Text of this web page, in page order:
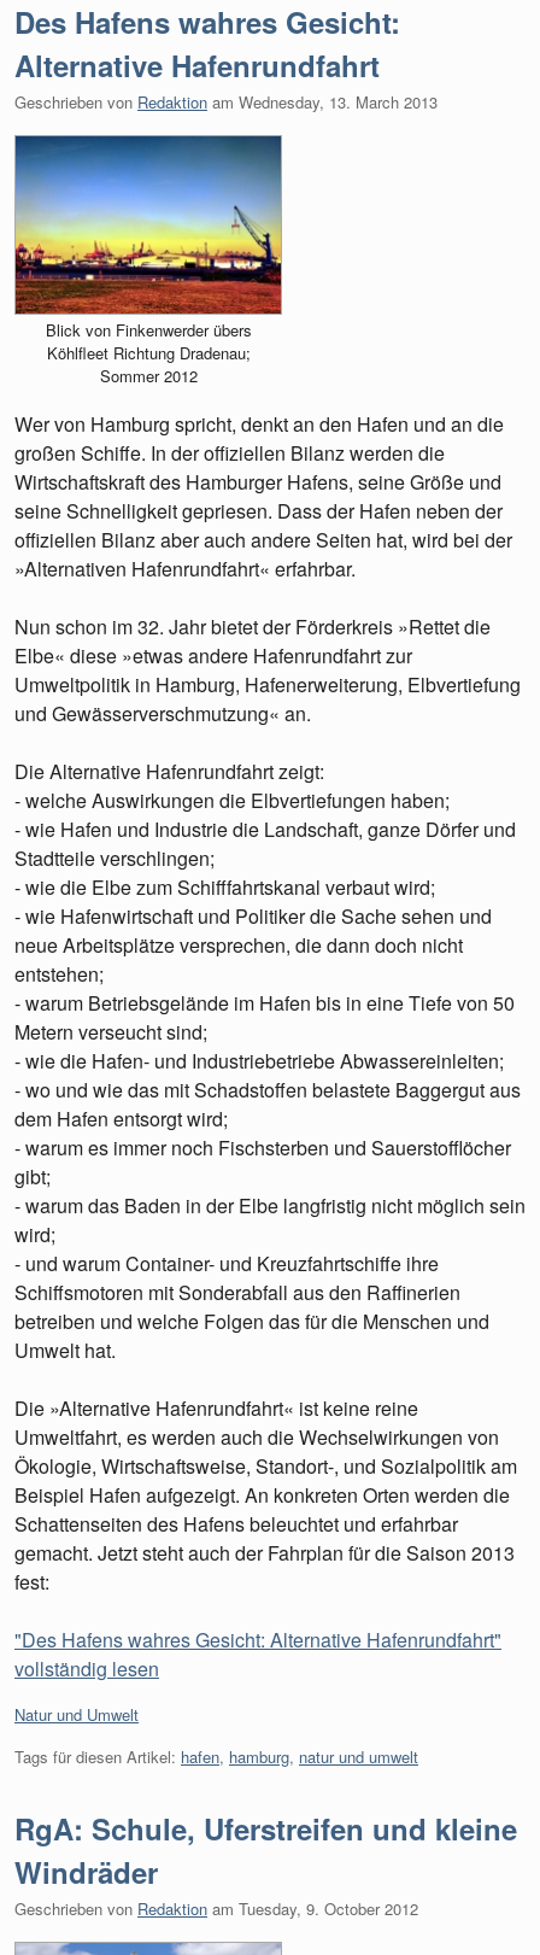
Des Hafens wahres Gesicht:
Alternative Hafenrundfahrt
Geschrieben von Redaktion am Wednesday, 13. March 2013
Blick von Finkenwerder übers
Köhlfleet Richtung Dradenau;
Sommer 2012
Wer von Hamburg spricht, denkt an den Hafen und an die
großen Schiffe. In der offiziellen Bilanz werden die
Wirtschaftskraft des Hamburger Hafens, seine Größe und
seine Schnelligkeit gepriesen. Dass der Hafen neben der
offiziellen Bilanz aber auch andere Seiten hat, wird bei der
»Alternativen Hafenrundfahrt« erfahrbar.
Nun schon im 32. Jahr bietet der Förderkreis »Rettet die
Elbe« diese »etwas andere Hafenrundfahrt zur
Umweltpolitik in Hamburg, Hafenerweiterung, Elbvertiefung
und Gewässerverschmutzung« an.
Die Alternative Hafenrundfahrt zeigt:
- welche Auswirkungen die Elbvertiefungen haben;
- wie Hafen und Industrie die Landschaft, ganze Dörfer und
Stadtteile verschlingen;
- wie die Elbe zum Schifffahrtskanal verbaut wird;
- wie Hafenwirtschaft und Politiker die Sache sehen und
neue Arbeitsplätze versprechen, die dann doch nicht
entstehen;
- warum Betriebsgelände im Hafen bis in eine Tiefe von 50
Metern verseucht sind;
- wie die Hafen- und Industriebetriebe Abwassereinleiten;
- wo und wie das mit Schadstoffen belastete Baggergut aus
dem Hafen entsorgt wird;
- warum es immer noch Fischsterben und Sauerstofflöcher
gibt;
- warum das Baden in der Elbe langfristig nicht möglich sein
wird;
- und warum Container- und Kreuzfahrtschiffe ihre
Schiffsmotoren mit Sonderabfall aus den Raffinerien
betreiben und welche Folgen das für die Menschen und
Umwelt hat.
Die »Alternative Hafenrundfahrt« ist keine reine
Umweltfahrt, es werden auch die Wechselwirkungen von
Ökologie, Wirtschaftsweise, Standort-, und Sozialpolitik am
Beispiel Hafen aufgezeigt. An konkreten Orten werden die
Schattenseiten des Hafens beleuchtet und erfahrbar
gemacht. Jetzt steht auch der Fahrplan für die Saison 2013
fest:
"Des Hafens wahres Gesicht: Alternative Hafenrundfahrt"
vollständig lesen
Kategorien:
Natur und Umwelt
Tags für diesen Artikel: hafen, hamburg, natur und umwelt
RgA: Schule, Uferstreifen und kleine
Windräder
Geschrieben von Redaktion am Tuesday, 9. October 2012